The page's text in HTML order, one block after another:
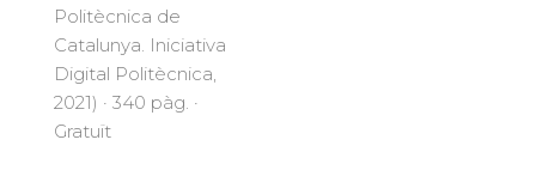
Politècnica de
Catalunya. Iniciativa
Digital Politècnica,
2021) · 340 pàg. ·
Gratuït